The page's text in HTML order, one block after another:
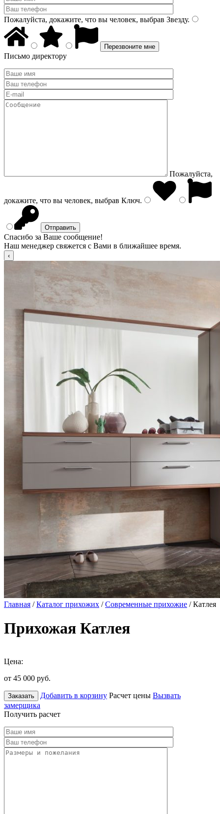
Пожалуйста, докажите, что вы человек, выбрав Звезду.
Письмо директору
Пожалуйста,
докажите, что вы человек, выбрав Ключ.
Спасибо за Ваше сообщение!
Наш менеджер свяжется с Вами в ближайшее время.
Главная /Каталог прихожих /Современные прихожие / Катлея
Прихожая Катлея
Цена:
от 45 000 руб.
Заказать Добавить в корзину Расчет цены Вызвать
замерщика
Получить расчет